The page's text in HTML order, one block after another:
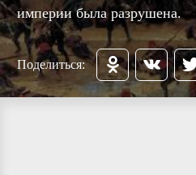
империи была разрушена.
Поделиться: